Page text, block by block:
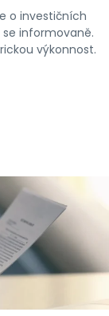
o investičních
informovaně.
výkonnost.